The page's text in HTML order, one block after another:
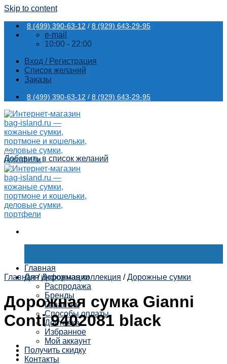
Skip to content
8 (499) 390-63-12 / 8 (929) 643-29-95
e-mail
10:00 - 22:00
Вход / Регистрация
Список желаний
Заказы
8 (499) 390-63-12 / 8 (929) 643-29-95
Главная
Для информации
Распродажа
Бренды
Гарантия
Способы оплаты
Доставка
Избранное
Мой аккаунт
Получить скидку
Контакты
Добавить в список желаний
Главная / Дорожная коллекция / Дорожные сумки
Дорожная сумка Gianni
Conti 9402081 black